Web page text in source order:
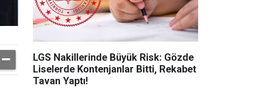
LGS Nakillerinde Büyük Risk: Gözde
Liselerde Kontenjanlar Bitti, Rekabet
Tavan Yaptı!